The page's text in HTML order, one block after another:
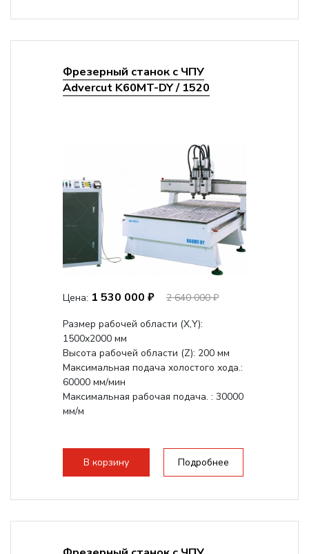
Фрезерный станок с ЧПУ
Advercut K60MT-DY / 1520
Цена: 1 530 000 ₽
2 640 000 ₽
Размер рабочей области (Х,Y):
1500x2000 мм
Высота рабочей области (Z): 200 мм
Максимальная подача холостого хода.:
60000 мм/мин
Максимальная рабочая подача. : 30000
мм/м
В корзину Подробнее